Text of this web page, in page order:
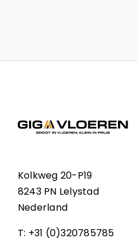
Kolkweg 20-P19
8243 PN Lelystad
Nederland
T: +31 (0)320785785